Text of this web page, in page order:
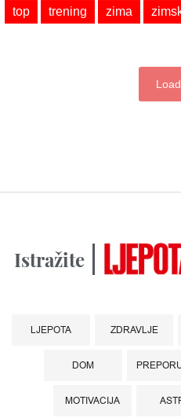
top trening zima
Istražite
LJEPOTA ZDRAVLJE
DOM
MOTIVACIJA